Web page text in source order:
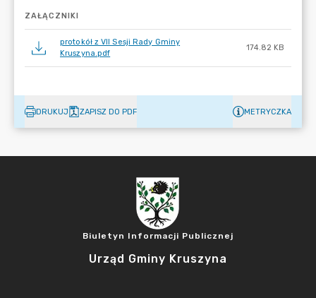
ZAŁĄCZNIKI
protokół z VII Sesji Rady Gminy
Kruszyna.pdf
174.82 KB
DRUKUJ ZAPISZ DO PDF METRYCZKA
Biuletyn Informacji Publicznej
Urząd Gminy Kruszyna